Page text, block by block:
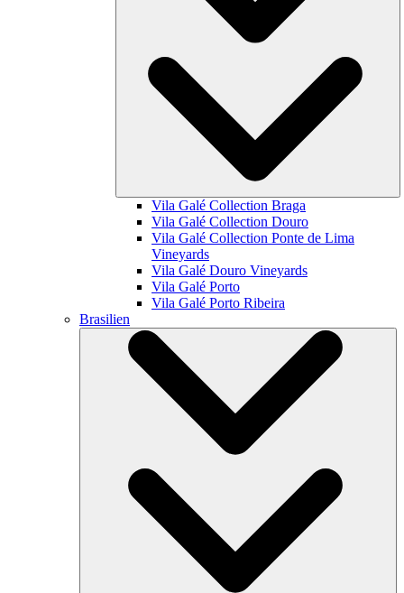
Vila Galé Collection Braga
Vila Galé Collection Douro
Vila Galé Collection Ponte de Lima
Vineyards
Vila Galé Douro Vineyards
Vila Galé Porto
Vila Galé Porto Ribeira
Brasilien